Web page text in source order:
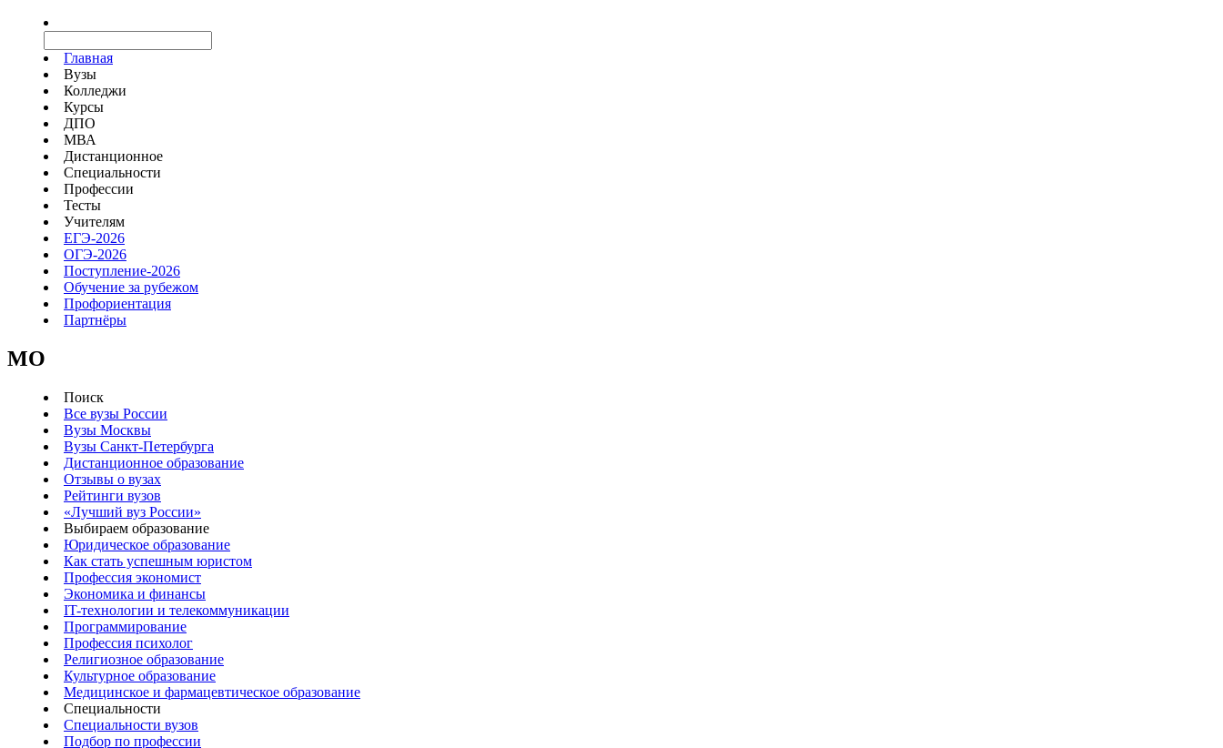
Главная
Вузы
Колледжи
Курсы
ДПО
МВА
Дистанционное
Специальности
Профессии
Тесты
Учителям
ЕГЭ-2026
ОГЭ-2026
Поступление-2026
Обучение за рубежом
Профориентация
Партнёры
MO
Поиск
Все вузы России
Вузы Москвы
Вузы Санкт-Петербурга
Дистанционное образование
Отзывы о вузах
Рейтинги вузов
«Лучший вуз России»
Выбираем образование
Юридическое образование
Как стать успешным юристом
Профессия экономист
Экономика и финансы
IT-технологии и телекоммуникации
Программирование
Профессия психолог
Религиозное образование
Культурное образование
Медицинское и фармацевтическое образование
Специальности
Специальности вузов
Подбор по профессии